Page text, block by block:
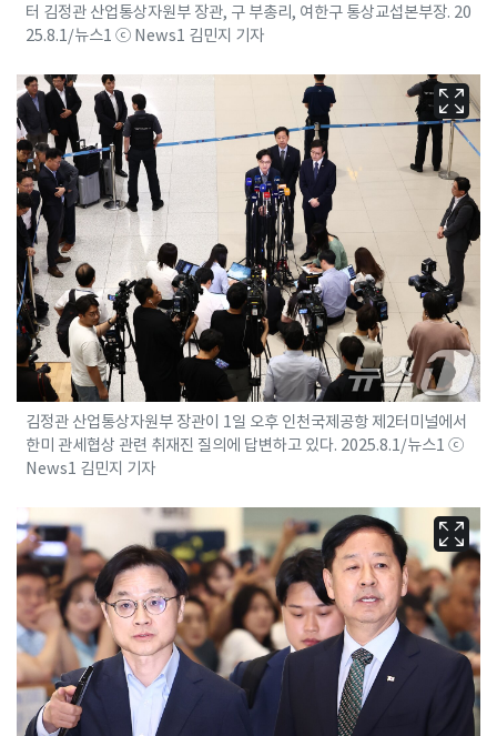
터 김정관 산업통상자원부 장관, 구 부총리, 여한구 통상교섭본부장. 20
25.8.1/뉴스1 ⓒ News1 김민지 기자
김정관 산업통상자원부 장관이 1일 오후 인천국제공항 제2터미널에서
한미 관세협상 관련 취재진 질의에 답변하고 있다. 2025.8.1/뉴스1 ⓒ
News1 김민지 기자